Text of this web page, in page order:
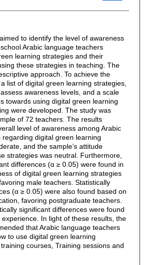
to identify the level of awareness
Arabic language teachers
learning strategies and their
these strategies in teaching. The
approach. To achieve the
list of digital green learning strategies,
awareness levels, and a scale
towards using digital green learning
were developed. The study was
of 72 teachers. The results
level of awareness among Arabic
regarding digital green learning
and the sample’s attitude
strategies was neutral. Furthermore,
differences (α ≥ 0.05) were found in
of digital green learning strategies
male teachers. Statistically
(α ≥ 0.05) were also found based on
favoring postgraduate teachers.
significant differences were found
In light of these results, the
that Arabic language teachers
to use digital green learning
courses, Training sessions and